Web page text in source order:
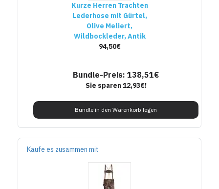
Kurze Herren Trachten
Lederhose mit Gürtel,
Olive Meliert,
Wildbockleder, Antik
94,50€
Bundle-Preis: 138,51€
Sie sparen 12,93€!
Bundle in den Warenkorb legen
Kaufe es zusammen mit